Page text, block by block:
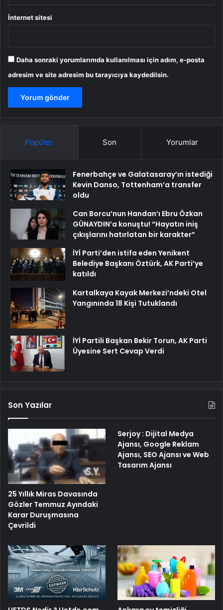
İnternet sitesi
Daha sonraki yorumlarımda kullanılması için adım, e-posta
adresim ve site adresim bu tarayıcıya kaydedilsin.
Popüler Son Yorumlar
Fenerbahçe ve Galatasaray’ın istediği
Kevin Danso, Tottenham’a transfer
oldu
Can Borcu’nun Handan’ı Ebru Özkan
GÜNAYDIN’a konuştu! “Hayatın iniş
çıkışlarını hatırlatan bir karakter”
İYİ Parti’den istifa eden Yenikent
Belediye Başkanı Öztürk, AK Parti’ye
katıldı
Kartalkaya Kayak Merkezi’ndeki Otel
Yangınında 18 Kişi Tutuklandı
İYİ Partili Başkan Bekir Torun, AK Parti
Üyesine Sert Cevap Verdi
Son Yazılar
25 Yıllık Miras Davasında
Gözler Temmuz Ayındaki
Karar Duruşmasına
Çevrildi
Serjoy : Dijital Medya
Ajansı, Google Reklam
Ajansı, SEO Ajansı ve Web
Tasarım Ajansı